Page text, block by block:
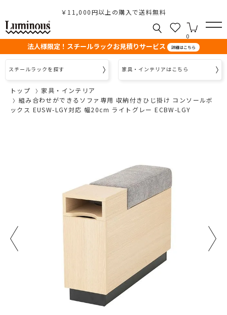
￥11,000円以上の購入で送料無料
0
法人様限定！スチールラックお見積りサービス 詳細はこちら
スチールラックを探す 家具・インテリアはこちら
トップ
家具・インテリア
組み合わせができるソファ専用 収納付きひじ掛け コンソールボ
ックス EUSW-LGY対応 幅20cm ライトグレー ECBW-LGY